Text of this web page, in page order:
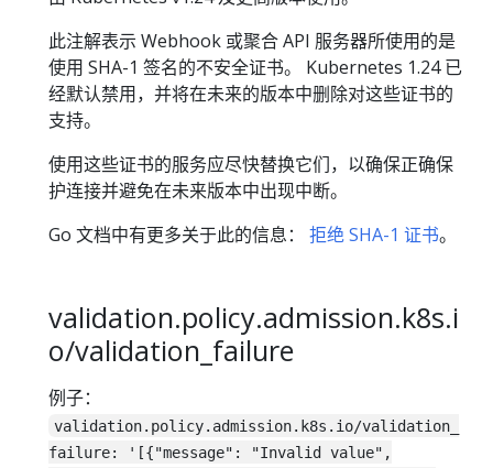
此注解表示 Webhook 或聚合 API 服务器所使用的是
使用 SHA-1 签名的不安全证书。 Kubernetes 1.24 已
经默认禁用，并将在未来的版本中删除对这些证书的
支持。
使用这些证书的服务应尽快替换它们，以确保正确保
护连接并避免在未来版本中出现中断。
Go 文档中有更多关于此的信息： 拒绝 SHA-1 证书。
validation.policy.admission.k8s.i
o/validation_failure
例子：
validation.policy.admission.k8s.io/validation_
failure: '[{"message": "Invalid value",